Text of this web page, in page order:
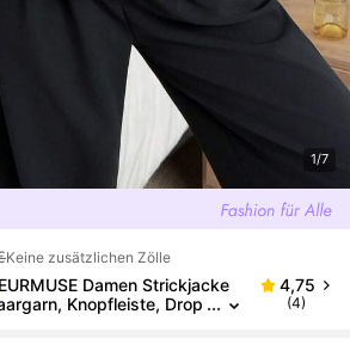
1/7
Keine zusätzlichen Zölle
EURMUSE Damen Strickjacke
Knopfleiste, Drop
4,75
(4)